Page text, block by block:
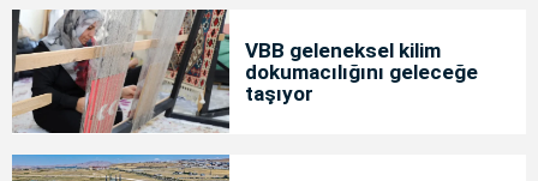
VBB geleneksel kilim
dokumacılığını geleceğe
taşıyor